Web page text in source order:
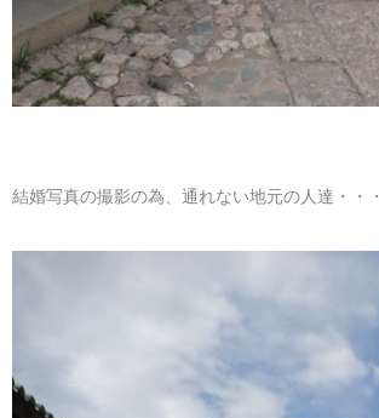
結婚写真の撮影の為、通れない地元の人達・・・